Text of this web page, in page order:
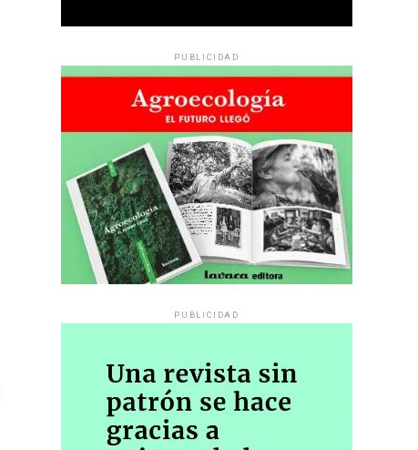
PUBLICIDAD
PUBLICIDAD